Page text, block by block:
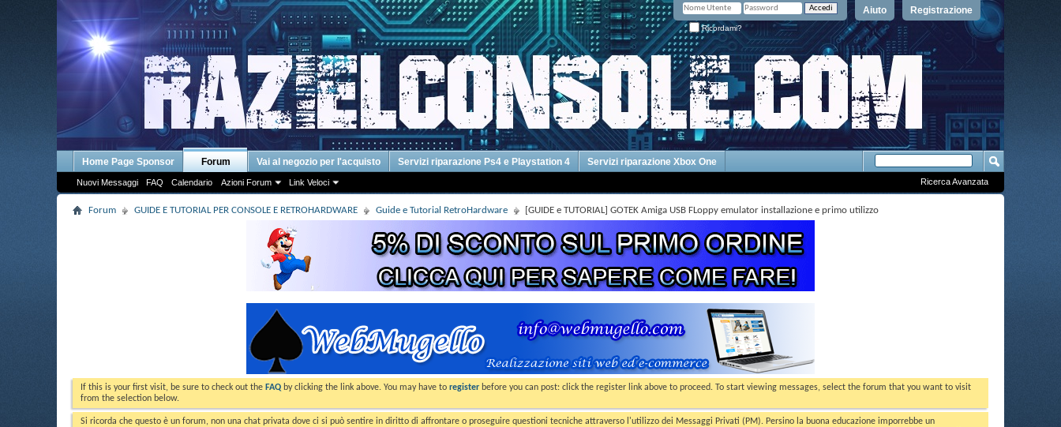
Registrazione
Aiuto
Ricordami?
Home Page Sponsor Forum
Nuovi Messaggi FAQ Calendario Azioni Forum Link Veloci
Vai al negozio per l'acquisto Servizi riparazione Ps4 e Playstation 4 Servizi riparazione Xbox One
Ricerca Avanzata
Forum GUIDE E TUTORIAL PER CONSOLE E RETROHARDWARE Guide e Tutorial RetroHardware [GUIDE e TUTORIAL] GOTEK Amiga USB FLoppy emulator installazione e primo utilizzo
If this is your first visit, be sure to check out the FAQ by clicking the link above. You may have to register before you can post: click the register link above to proceed. To start viewing messages, select the forum that you want to visit
from the selection below.
Si ricorda che questo è un forum, non una chat privata dove ci si può sentire in diritto di affrontare o proseguire questioni tecniche attraverso l'utilizzo dei Messaggi Privati (PM). Persino la buona educazione imporrebbe un